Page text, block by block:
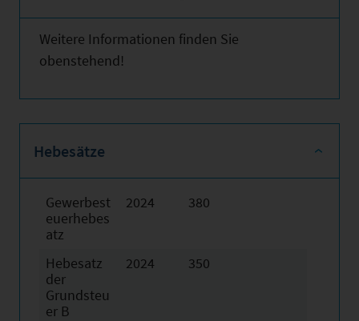
Weitere Informationen finden Sie
obenstehend!
Hebesätze
Gewerbest
euerhebes
atz
2024 380
Hebesatz
der
Grundsteu
er B
2024 350